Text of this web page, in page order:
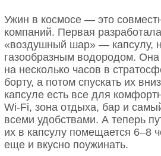
Ужин в космосе — это
компаний. Первая
«воздушный шар» — капсулу,
газообразным водородом.
на несколько часов в
борту, а потом спускать их
капсуле есть все для
Wi-Fi, зона отдыха, бар и
всеми удобствами. А теперь
их в капсулу помещается 6–8
еще и вкусно поужинать.